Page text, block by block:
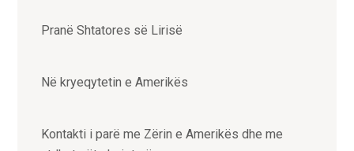
Pranë Shtatores së Lirisë
Në kryeqytetin e Amerikës
Kontakti i parë me Zërin e Amerikës dhe me